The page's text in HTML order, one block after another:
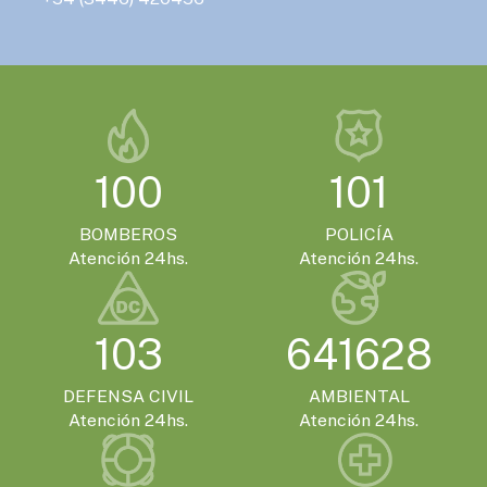
EVENTOS TURISTICOS
Gualeguaychú confirmó que será la sede
EVENTOS TURISTICOS
SÁBADO 21 DE NOVIEMBRE - 20:00HS.
El Encuentro Batuque celebra su 4ª edición
en Gualeguaychú
100
BOMBEROS
Atención 24hs.
101
POLICÍA
Atención 24hs.
103
DEFENSA CIVIL
Atención 24hs.
641628
AMBIENTAL
Atención 24hs.